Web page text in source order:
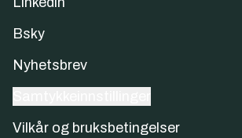
Bsky
Nyhetsbrev
Vilkår og bruksbetingelser